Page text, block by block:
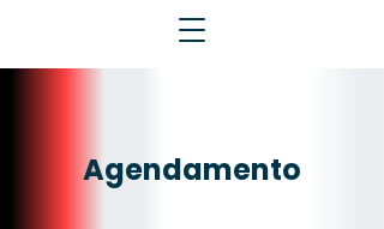
Agendamento